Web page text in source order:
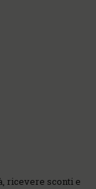
ricevere sconti e